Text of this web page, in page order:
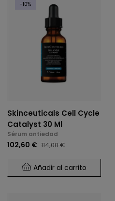
-10%
Skinceuticals Cell Cycle
Catalyst 30 Ml
Sérum antiedad
102,60 € 114,00 €
Añadir al carrito